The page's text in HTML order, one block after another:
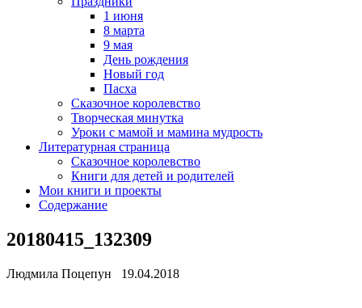
1 июня
8 марта
9 мая
День рождения
Новый год
Пасха
Сказочное королевство
Творческая минутка
Уроки с мамой и мамина мудрость
Литературная страница
Сказочное королевство
Книги для детей и родителей
Мои книги и проекты
Содержание
20180415_132309
Людмила Поцепун 19.04.2018